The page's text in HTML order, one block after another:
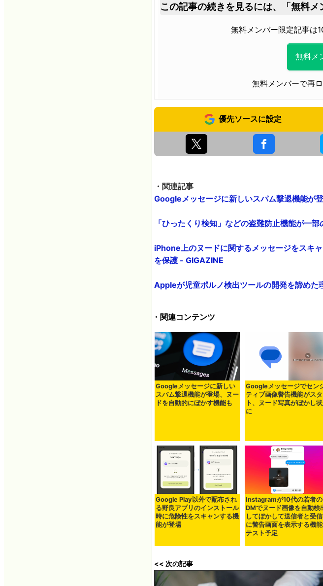
この記事の続きを見るには、 「無料
無料メンバー限定記事は
無料メ
無料メンバーで再
優先ソースに設定
・関連記事
Googleメッセージに新しいスパム撃退機能が
「ひったくり検知」などの盗難防止機能が一
iPhone上のヌードに関するメッセージをスキ
を保護 - GIGAZINE
Appleが児童ポルノ検出ツールの開発を諦めた
・関連コンテンツ
Googleメッセージに新しい
スパム撃退機能が登場、ヌー
ドを自動的にぼかす機能も
Googleメッセージでセン
ティブ画像警告機能がス
ト、ヌード写真がぼかし
に
Google Play以外で配布され
る野良アプリのインストール
時に危険性をスキャンする機
能が登場
Instagramが10代の若者の
DMでヌード画像を自動検
してぼかして送信者と受
に警告画面を表示する機
テスト予定
<< 次の記事